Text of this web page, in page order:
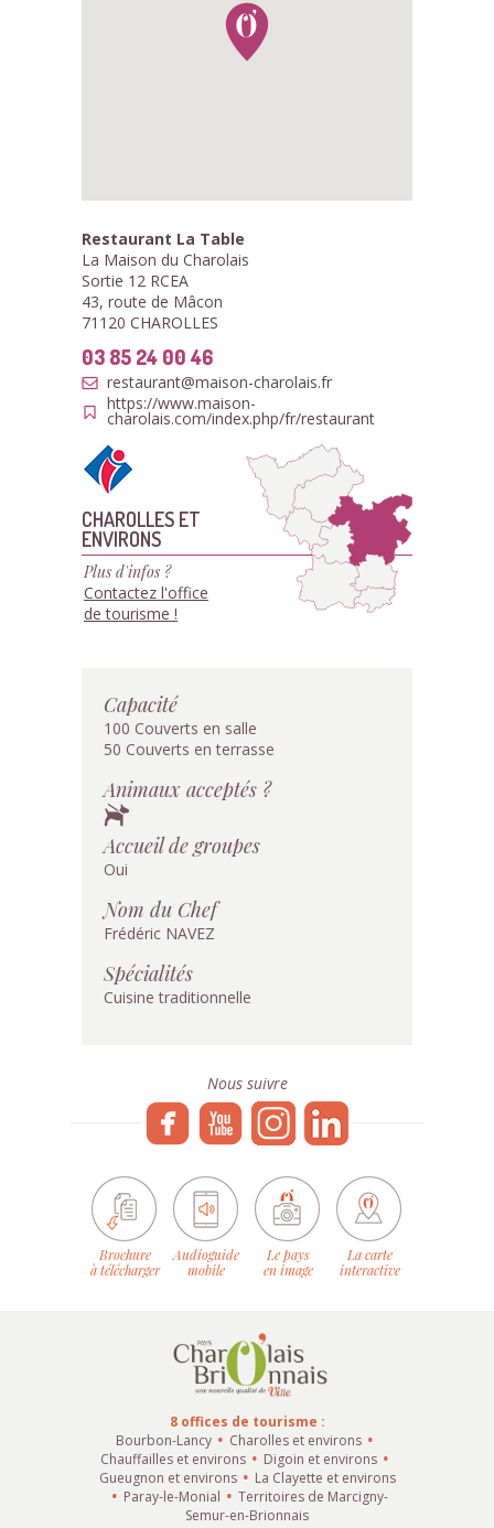
Restaurant La Table
La Maison du Charolais
Sortie 12 RCEA
43, route de Mâcon
71120 CHAROLLES
03 85 24 00 46
restaurant@maison-charolais.fr
https://www.maison-
charolais.com/index.php/fr/restaurant
CHAROLLES ET
ENVIRONS
Plus d'infos ?
Contactez l'office
de tourisme !
Capacité
100 Couverts en salle
50 Couverts en terrasse
Animaux acceptés ?
Accueil de groupes
Oui
Nom du Chef
Frédéric NAVEZ
Spécialités
Cuisine traditionnelle
Nous suivre
Brochure
à télécharger
Audioguide
mobile
Le pays
en image
La carte
interactive
8 offices de tourisme :
Bourbon-Lancy
Charolles et environs
Chauffailles et environs
Digoin et environs
Gueugnon et environs
La Clayette et environs
Paray-le-Monial
Territoires de Marcigny-
Semur-en-Brionnais